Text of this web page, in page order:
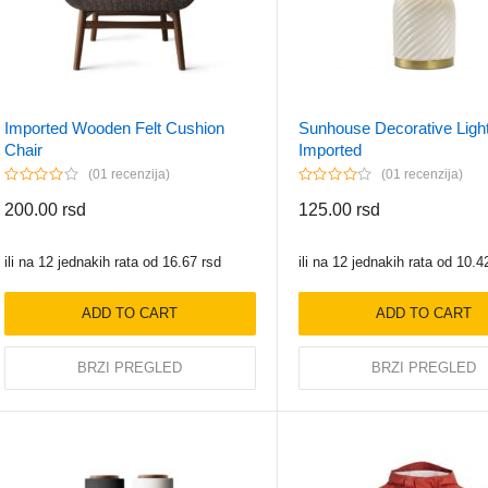
Imported Wooden Felt Cushion
Chair
01 recenzija
200.00 rsd
ili na 12 jednakih rata od 16.67 rsd
ADD TO CART
BRZI PREGLED
Sunhouse Decorative
Imported
01 recenzija
125.00 rsd
ili na 12 jednakih rata od
ADD TO CART
BRZI PREGLED